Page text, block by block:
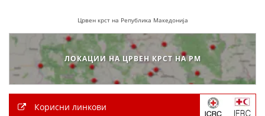
Црвен крст на Република Македонија
ЛОКАЦИИ НА ЦРВЕН КРСТ НА РМ
Корисни линкови